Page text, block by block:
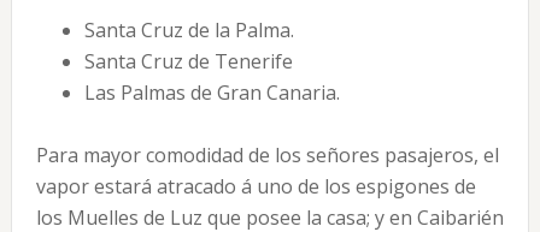
Santa Cruz de la Palma.
Santa Cruz de Tenerife
Las Palmas de Gran Canaria.
Para mayor comodidad de los señores pasajeros, el
vapor estará atracado á uno de los espigones de
los Muelles de Luz que posee la casa; y en Caibarién